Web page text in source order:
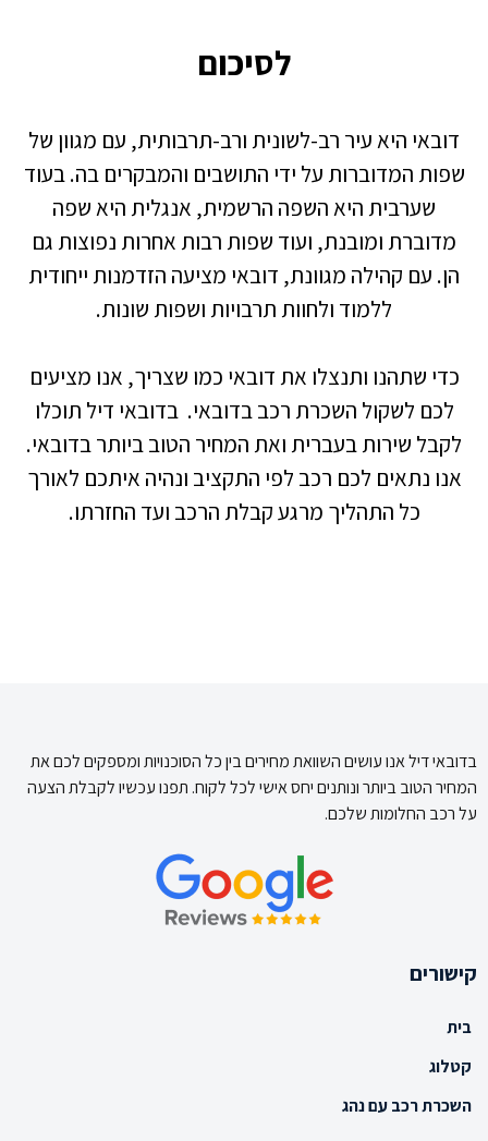
לסיכום
דובאי היא עיר רב-לשונית ורב-תרבותית, עם מגוון של
שפות המדוברות על ידי התושבים והמבקרים בה. בעוד
שערבית היא השפה הרשמית, אנגלית היא שפה
מדוברת ומובנת, ועוד שפות רבות אחרות נפוצות גם
הן. עם קהילה מגוונת, דובאי מציעה הזדמנות ייחודית
ללמוד ולחוות תרבויות ושפות שונות.
כדי שתהנו ותנצלו את דובאי כמו שצריך, אנו מציעים
לכם לשקול השכרת רכב בדובאי.בדובאי דיל תוכלו
לקבל שירות בעברית ואת המחיר הטוב ביותר בדובאי.
אנו נתאים לכם רכב לפי התקציב ונהיה איתכם לאורך
כל התהליך מרגע קבלת הרכב ועד החזרתו.
בדובאי דיל אנו עושים השוואת מחירים בין כל הסוכנויות ומספקים לכם את
המחיר הטוב ביותר ונותנים יחס אישי לכל לקוח. תפנו עכשיו לקבלת הצעה
על רכב החלומות שלכם.
קישורים
בית
קטלוג
השכרת רכב עם נהג